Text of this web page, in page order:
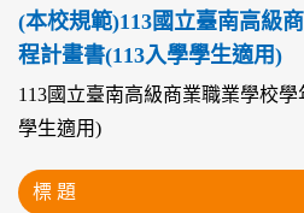
(本校規範)113國立臺南高級
程計畫書(113入學學生適用)
113國立臺南高級商業職業學校
學生適用)
標 題